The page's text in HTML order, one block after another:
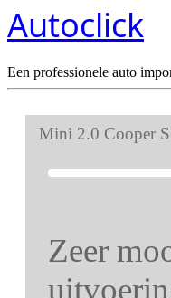
Autoclick
Een professionele auto
Mini 2.0 Cooper
Zeer